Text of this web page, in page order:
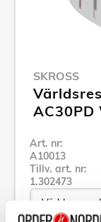
SKROSS
AC30PD
Art. nr:
A10013
Tillv. art. nr:
1.302473